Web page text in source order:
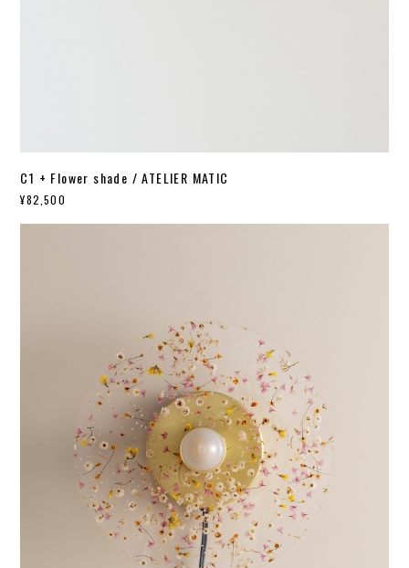
C1 + Flower shade / ATELIER MATIC
¥82,500